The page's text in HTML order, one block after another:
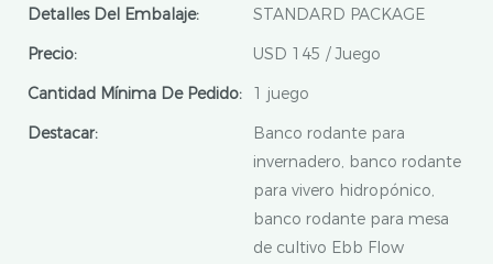
Detalles Del Embalaje:
STANDARD PACKAGE
Precio:
USD 145 / Juego
Cantidad Mínima De Pedido:
1 juego
Destacar:
Banco rodante para
invernadero, banco rodante
para vivero hidropónico,
banco rodante para mesa
de cultivo Ebb Flow